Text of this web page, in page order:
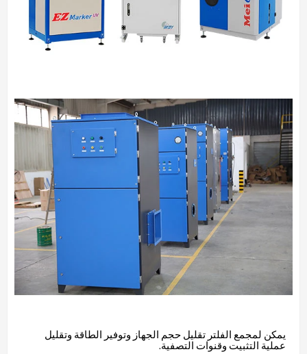
يمكن لمجمع الفلتر تقليل حجم الجهاز وتوفير الطاقة وتقليل
عملية التثبيت وقنوات التصفية.